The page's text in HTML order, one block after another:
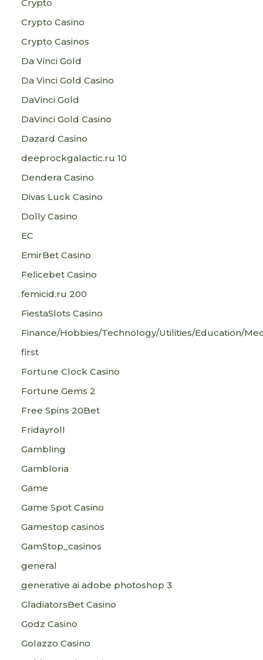
Crypto
Crypto Casino
Crypto Casinos
Da Vinci Gold
Da Vinci Gold Casino
DaVinci Gold
DaVinci Gold Casino
Dazard Casino
deeprockgalactic.ru 10
Dendera Casino
Divas Luck Casino
Dolly Casino
EC
EmirBet Casino
Felicebet Casino
femicid.ru 200
FiestaSlots Casino
Finance/Hobbies/Technology/Utilities/Education/
first
Fortune Clock Casino
Fortune Gems 2
Free Spins 20Bet
Fridayroll
Gambling
Gambloria
Game
Game Spot Casino
Gamestop casinos
GamStop_casinos
general
generative ai adobe photoshop 3
GladiatorsBet Casino
Godz Casino
Golazzo Casino